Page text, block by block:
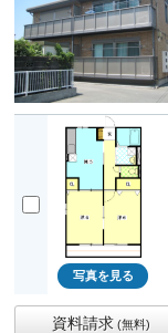
写真を見る
資料請求 (無料)